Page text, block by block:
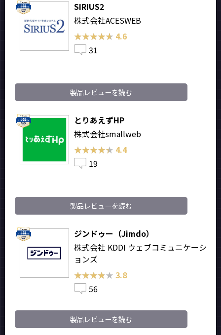
SIRIUS2
株式会社ACESWEB
★★★★★
★★★★★ 4.6
31
製品レビューを読む
とりあえずHP
株式会社smallweb
★★★★★
★★★★★ 4.4
19
製品レビューを読む
ジンドゥー（Jimdo）
株式会社 KDDI ウェブコミュニケーシ
ョンズ
★★★★★
★★★★★ 3.8
56
製品レビューを読む